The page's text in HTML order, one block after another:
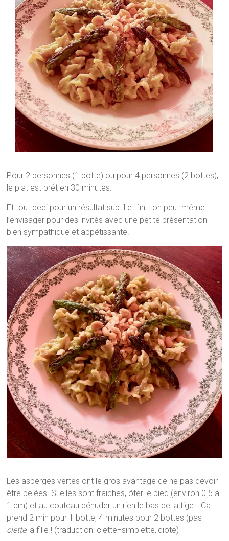
Pour 2 personnes (1 botte) ou pour 4 personnes (2 bottes),
le plat est prêt en 30 minutes.
Et tout ceci pour un résultat subtil et fin… on peut même
l’envisager pour des invités avec une petite présentation
bien sympathique et appétissante.
Les asperges vertes ont le gros avantage de ne pas devoir
être pelées. Si elles sont fraiches, ôter le pied (environ 0.5 à
1 cm) et au couteau dénuder un rien le bas de la tige… Ca
prend 2 min pour 1 botte, 4 minutes pour 2 bottes (pas
clettela fille ! (traduction: clette=simplette,idiote)